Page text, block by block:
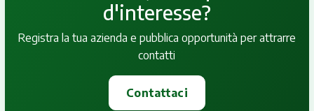
d'interesse?
Registra la tua azienda e pubblica opportunità per attrarre
contatti
Contattaci